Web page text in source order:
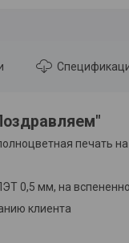
печать
0,5 мм, на
клиента